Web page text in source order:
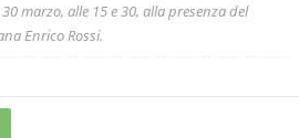
marzo, alle 15 e 30, alla presenza del
Enrico Rossi.